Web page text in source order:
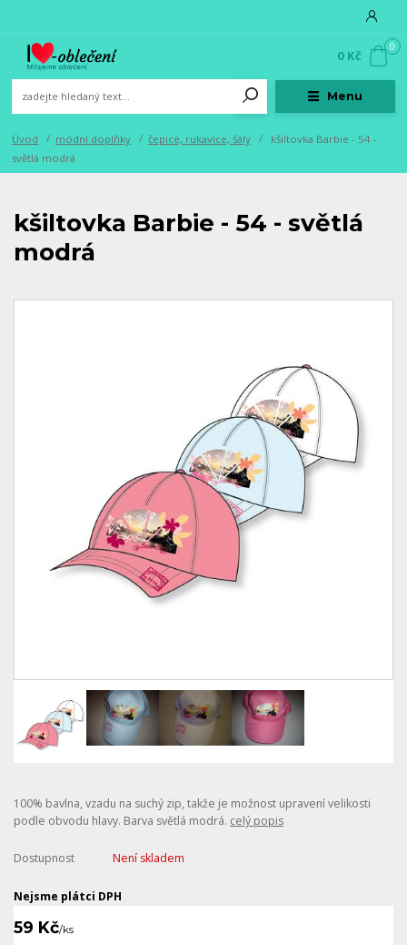
Menu
0
0 Kč
Úvod módní doplňky čepice, rukavice, šály
kšiltovka Barbie - 54 -
světlá modrá
kšiltovka Barbie - 54 - světlá
modrá
100% bavlna, vzadu na suchý zip, takže je možnost upravení velikosti
podle obvodu hlavy. Barva světlá modrá. celý popis
Dostupnost Není skladem
Nejsme plátci DPH
59 Kč/ks